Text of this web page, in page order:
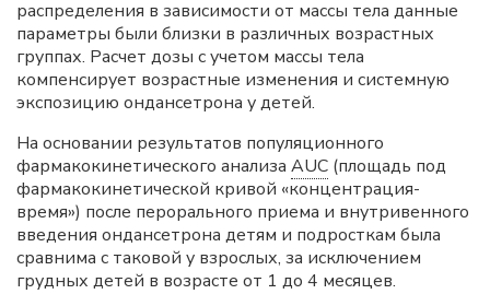
распределения в зависимости от массы тела данные
параметры были близки в различных возрастных
группах. Расчет дозы с учетом массы тела
компенсирует возрастные изменения и системную
экспозицию ондансетрона у детей.
На основании результатов популяционного
фармакокинетического анализа AUC (площадь под
фармакокинетической кривой «концентрация-
время») после перорального приема и внутривенного
введения ондансетрона детям и подросткам была
сравнима с таковой у взрослых, за исключением
грудных детей в возрасте от 1 до 4 месяцев.